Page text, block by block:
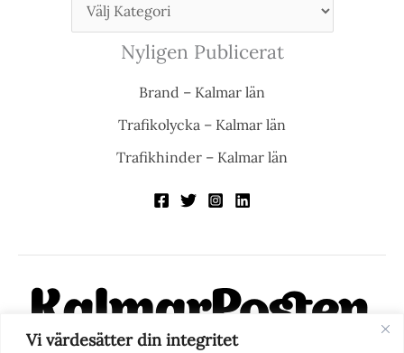
Vi värdesätter din integritet
Nyligen Publicerat
Brand – Kalmar län
Trafikolycka – Kalmar län
Trafikhinder – Kalmar län
KalmarPosten är en modern lokalnyhetstidning på nätet. Med